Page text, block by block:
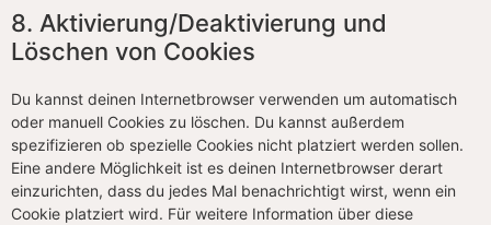
8. Aktivierung/Deaktivierung und
Löschen von Cookies
Du kannst deinen Internetbrowser verwenden um automatisch
oder manuell Cookies zu löschen. Du kannst außerdem
spezifizieren ob spezielle Cookies nicht platziert werden sollen.
Eine andere Möglichkeit ist es deinen Internetbrowser derart
einzurichten, dass du jedes Mal benachrichtigt wirst, wenn ein
Cookie platziert wird. Für weitere Information über diese